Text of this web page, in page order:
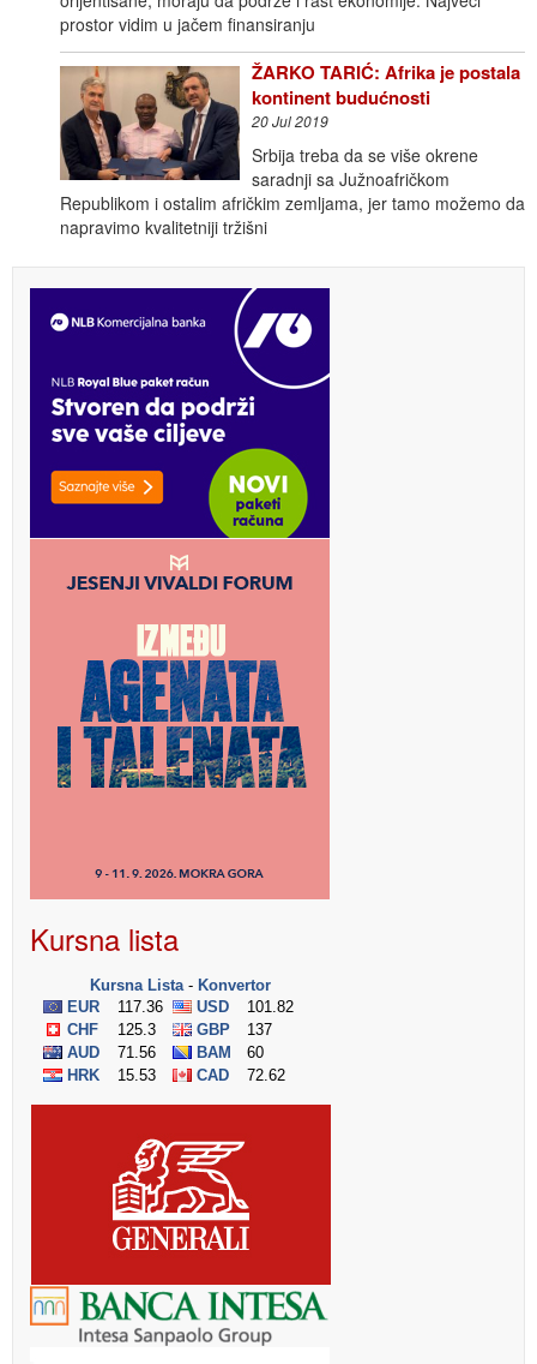
prostor vidim u jačem finansiranju
ŽARKO TARIĆ: Afrika je postala
kontinent budućnosti
20 Jul 2019
Srbija treba da se više okrene
saradnji sa Južnoafričkom
Republikom i ostalim afričkim zemljama, jer tamo možemo da
napravimo kvalitetniji tržišni
Kursna lista